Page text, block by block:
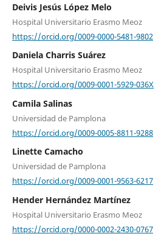
Deivis Jesús López Melo
Hospital Universitario Erasmo Meoz
https://orcid.org/0009-0000-5481-9802
Daniela Charris Suárez
Hospital Universitario Erasmo Meoz
https://orcid.org/0009-0001-5929-036X
Camila Salinas
Universidad de Pamplona
https://orcid.org/0009-0005-8811-9288
Linette Camacho
Universidad de Pamplona
https://orcid.org/0009-0001-9563-6217
Hender Hernández Martínez
Hospital Universitario Erasmo Meoz
https://orcid.org/0000-0002-2430-0767